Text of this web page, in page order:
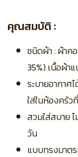
คุณสมบัติ :
ชนิดผ้า : ผ้าค
35%) เนื้อผ้า
ระบายอากาศ
ใส่ในห้องครั
สวมใส่สบาย
วัน
แบบทรงมาต